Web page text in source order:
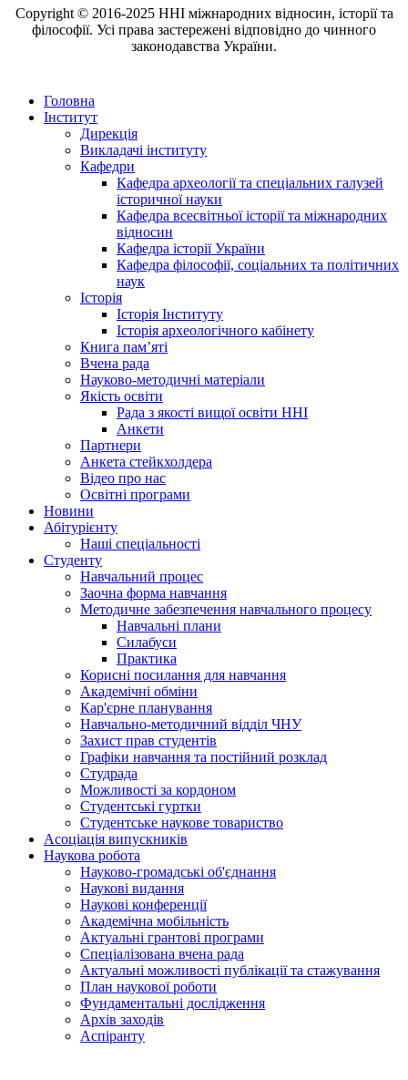
Copyright © 2016-2025 ННІ міжнародних відносин, історії та
філософії. Усі права застережені відповідно до чинного
законодавства України.
Головна
Інститут
Дирекція
Викладачі інституту
Кафедри
Кафедра археології та спеціальних галузей
історичної науки
Кафедра всесвітньої історії та міжнародних
відносин
Кафедра історії України
Кафедра філософії, соціальних та політичних
наук
Історія
Історія Інституту
Історія археологічного кабінету
Книга памʼяті
Вчена рада
Науково-методичні матеріали
Якість освіти
Рада з якості вищої освіти ННІ
Анкети
Партнери
Анкета стейкхолдера
Відео про нас
Освітні програми
Hовини
Абітурієнту
Наші спеціальності
Студенту
Навчальний процес
Заочна форма навчання
Методичне забезпечення навчального процесу
Навчальні плани
Силабуси
Практика
Корисні посилання для навчання
Академічні обміни
Кар'єрне планування
Навчально-методичний відділ ЧНУ
Захист прав студентів
Графіки навчання та постійний розклад
Студрада
Можливості за кордоном
Студентські гуртки
Студентське наукове товариство
Асоціація випускників
Наукова робота
Науково-громадські об'єднання
Наукові видання
Наукові конференції
Академічна мобільність
Актуальні грантові програми
Спеціалізована вчена рада
Актуальні можливості публікації та стажування
План наукової роботи
Фундаментальні дослідження
Архів заходів
Аспіранту